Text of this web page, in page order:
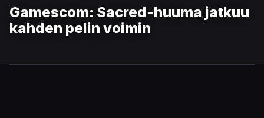
Gamescom: Sacred-huuma jatkuu
kahden pelin voimin